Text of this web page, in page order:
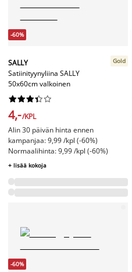
-60%
SALLY
Satiinityynyliina SALLY
50x60cm valkoinen
Gold






4,-/KPL
Alin 30 päivän hinta ennen
kampanjaa: 9,99 /kpl (-60%)
Normaalihinta: 9,99 /kpl (-60%)
+ lisää kokoja
-60%